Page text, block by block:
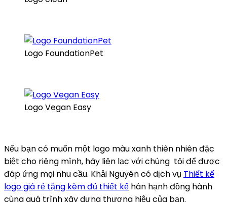
Logo FoundationPet
Logo Vegan Easy
Nếu bạn có muốn một logo màu xanh thiên nhiên đặc
biệt cho riêng mình, hãy liên lạc với chúng tôi để được
đáp ứng mọi nhu cầu. Khải Nguyên có dịch vụ Thiết kế
logo giá rẻ tặng kèm đủ thiết kế hân hạnh đồng hành
cùng quá trình xây dựng thương hiệu của bạn.